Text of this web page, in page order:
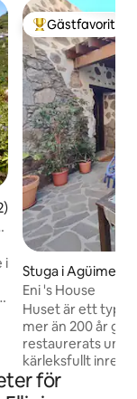
genomsnittligt
i
Populär
Gästfavorit
Stuga i Agüimes
Eni 's House
Huset är ett
mer än 200 år gammalt,
restaurerats
kärleksfullt inrett, vilket ger det ett
ungdomligt och
upprätthåller den
för